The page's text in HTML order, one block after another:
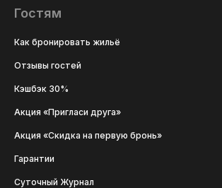
Гостям
Как бронировать жильё
Отзывы гостей
Кэшбэк 30%
Акция «Пригласи друга»
Акция «Скидка на первую бронь»
Гарантии
Суточный Журнал